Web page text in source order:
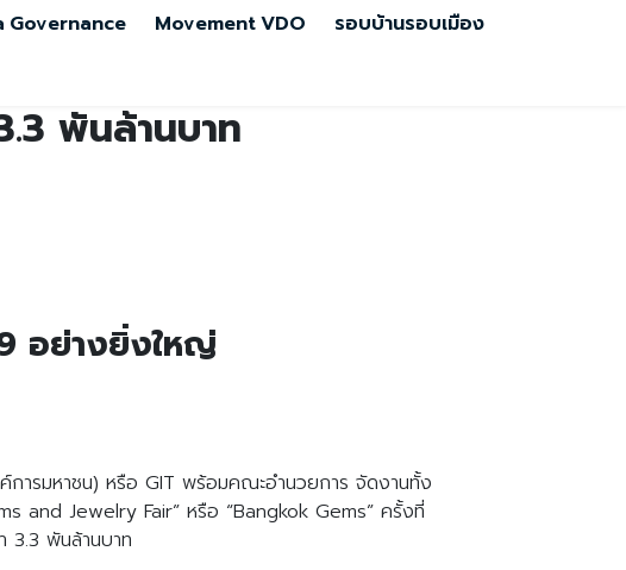
Governance MovementVDO รอบบ้านรอบเมือง
พันล้านบาท
อย่างยิ่งใหญ่
การมหาชน) หรือ GIT พร้อมคณะอำนวยการ จัดงานทั้ง
and Jewelry Fair” หรือ “Bangkok Gems” ครั้งที่
3.3 พันล้านบาท